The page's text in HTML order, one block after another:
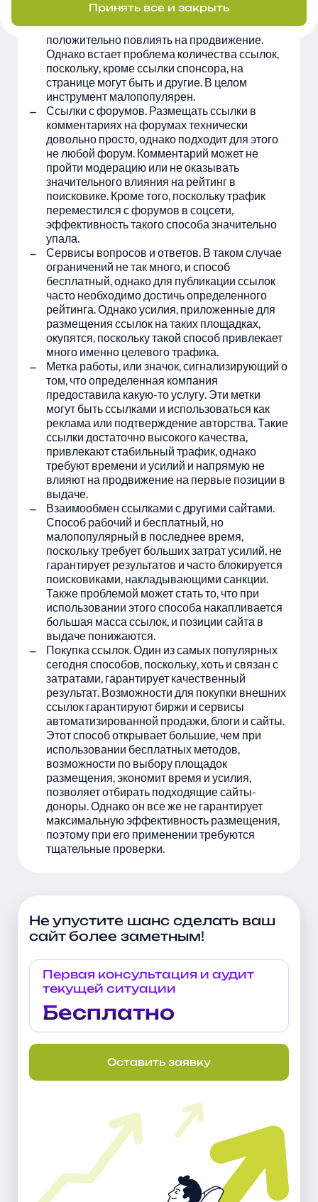
расходами. Однако ссылки в таком случае
могут быть высокого качества и
положительно повлиять на продвижение.
Однако встает проблема количества ссылок,
поскольку, кроме ссылки спонсора, на
странице могут быть и другие. В целом
инструмент малопопулярен.
Ссылки с форумов. Размещать ссылки в
комментариях на форумах технически
довольно просто, однако подходит для этого
не любой форум. Комментарий может не
пройти модерацию или не оказывать
значительного влияния на рейтинг в
поисковике. Кроме того, поскольку трафик
переместился с форумов в соцсети,
эффективность такого способа значительно
упала.
Сервисы вопросов и ответов. В таком случае
ограничений не так много, и способ
бесплатный, однако для публикации ссылок
часто необходимо достичь определенного
рейтинга. Однако усилия, приложенные для
размещения ссылок на таких площадках,
окупятся, поскольку такой способ привлекает
много именно целевого трафика.
Метка работы, или значок, сигнализирующий о
том, что определенная компания
предоставила какую-то услугу. Эти метки
могут быть ссылками и использоваться как
реклама или подтверждение авторства. Такие
ссылки достаточно высокого качества,
привлекают стабильный трафик, однако
требуют времени и усилий и напрямую не
влияют на продвижение на первые позиции в
выдаче.
Взаимообмен ссылками с другими сайтами.
Способ рабочий и бесплатный, но
малопопулярный в последнее время,
поскольку требует больших затрат усилий, не
гарантирует результатов и часто блокируется
поисковиками, накладывающими санкции.
Также проблемой может стать то, что при
использовании этого способа накапливается
большая масса ссылок, и позиции сайта в
выдаче понижаются.
Покупка ссылок. Один из самых популярных
сегодня способов, поскольку, хоть и связан с
затратами, гарантирует качественный
результат. Возможности для покупки внешних
ссылок гарантируют биржи и сервисы
автоматизированной продажи, блоги и сайты.
Этот способ открывает большие, чем при
использовании бесплатных методов,
возможности по выбору площадок
размещения, экономит время и усилия,
позволяет отбирать подходящие сайты-
доноры. Однако он все же не гарантирует
максимальную эффективность размещения,
поэтому при его применении требуются
тщательные проверки.
Не упустите шанс сделать ваш
сайт более заметным!
Первая консультация и аудит
текущей ситуации
Бесплатно
Оставить заявку
Принять все и закрыть